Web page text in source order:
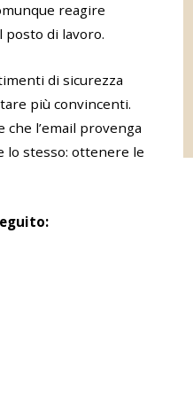
reagire
posto di lavoro.
di sicurezza
più convincenti.
l’email provenga
lo stesso: ottenere le